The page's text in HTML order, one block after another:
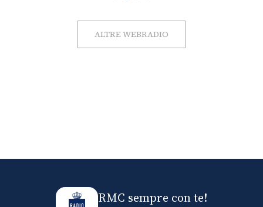
ALTRE WEBRADIO
RMC sempre con te!